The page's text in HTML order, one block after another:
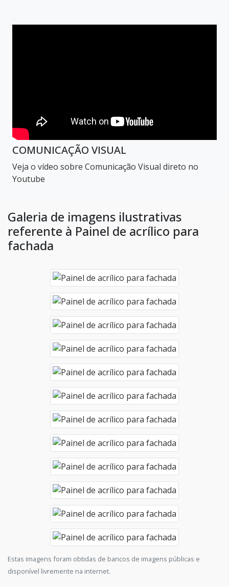
COMUNICAÇÃO VISUAL
Veja o vídeo sobre Comunicação Visual direto no
Youtube
Galeria de imagens ilustrativas
referente à Painel de acrílico para
fachada
Estas imagens foram obtidas de bancos de imagens públicas e
disponível livremente na internet.